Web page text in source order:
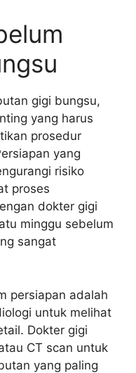
gigi bungsu,
yang harus
prosedur
yang
risiko
proses
dokter gigi
minggu sebelum
sangat
persiapan adalah
untuk melihat
Dokter gigi
CT scan untuk
yang paling